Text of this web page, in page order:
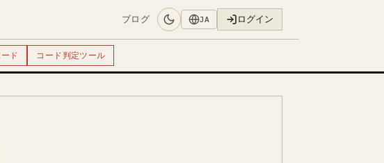
ブログ JA ログイン
ド コード判定ツール